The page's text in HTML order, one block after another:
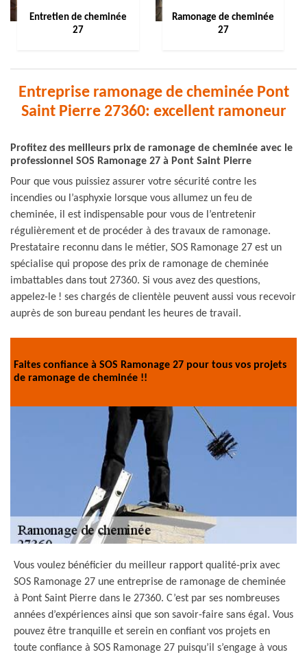
Entretien de cheminée
27
Ramonage de cheminée
27
Entreprise ramonage de cheminée Pont
Saint Pierre 27360: excellent ramoneur
Profitez des meilleurs prix de ramonage de cheminée avec le
professionnel SOS Ramonage 27 à Pont Saint Pierre
Pour que vous puissiez assurer votre sécurité contre les
incendies ou l’asphyxie lorsque vous allumez un feu de
cheminée, il est indispensable pour vous de l’entretenir
régulièrement et de procéder à des travaux de ramonage.
Prestataire reconnu dans le métier, SOS Ramonage 27 est un
spécialise qui propose des prix de ramonage de cheminée
imbattables dans tout 27360. Si vous avez des questions,
appelez-le ! ses chargés de clientèle peuvent aussi vous recevoir
auprès de son bureau pendant les heures de travail.
Faites confiance à SOS Ramonage 27 pour tous vos projets
de ramonage de cheminée !!
Vous voulez bénéficier du meilleur rapport qualité-prix avec
SOS Ramonage 27 une entreprise de ramonage de cheminée
à Pont Saint Pierre dans le 27360. C’est par ses nombreuses
années d’expériences ainsi que son savoir-faire sans égal. Vous
pouvez être tranquille et serein en confiant vos projets en
toute confiance à SOS Ramonage 27 puisqu’il s’engage à vous